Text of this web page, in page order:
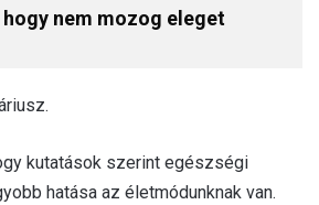
nem mozog eleget
kutatások szerint egészségi
hatása az életmódunknak van.